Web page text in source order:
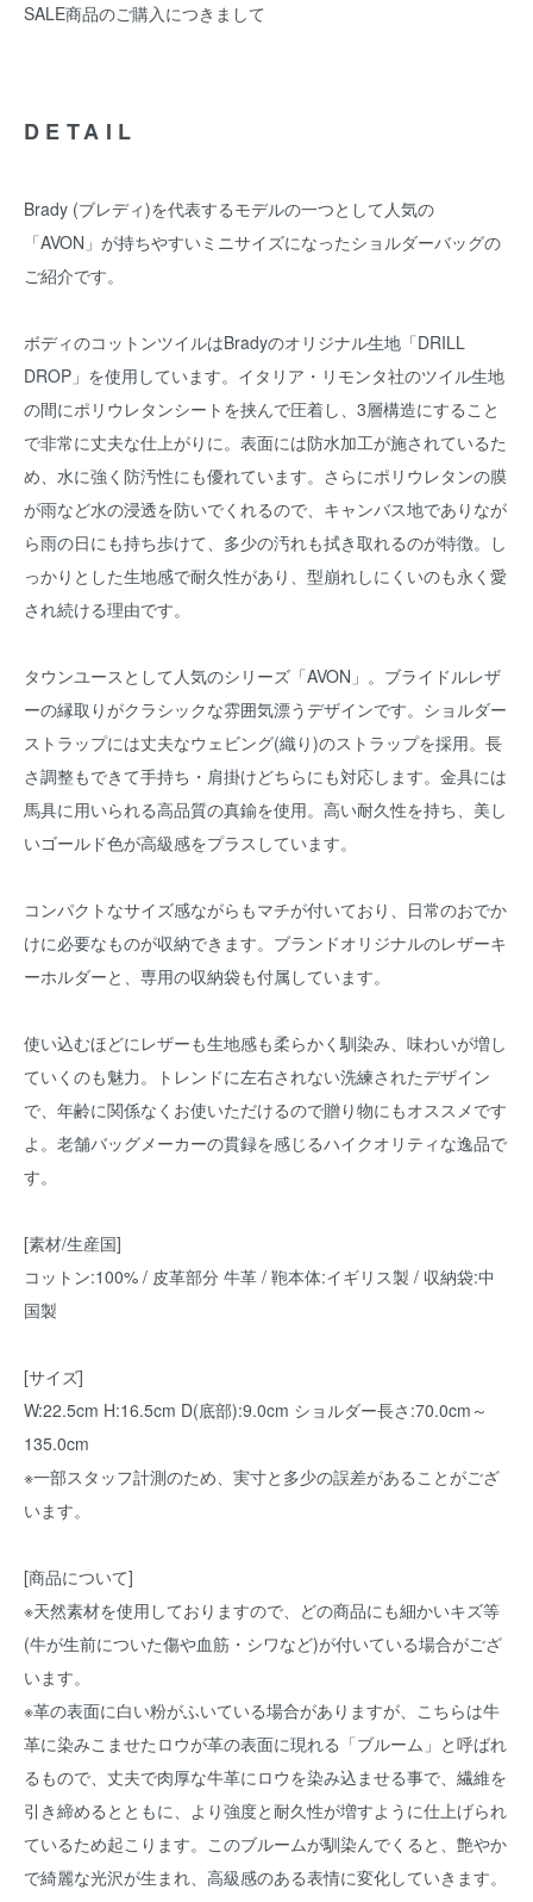
SALE商品のご購入につきまして
DETAIL
Brady (ブレディ)を代表するモデルの一つとして人気の
「AVON」が持ちやすいミニサイズになったショルダーバッグの
ご紹介です。
ボディのコットンツイルはBradyのオリジナル生地「DRILL
DROP」を使用しています。イタリア・リモンタ社のツイル生地
の間にポリウレタンシートを挟んで圧着し、3層構造にすること
で非常に丈夫な仕上がりに。表面には防水加工が施されているた
め、水に強く防汚性にも優れています。さらにポリウレタンの膜
が雨など水の浸透を防いでくれるので、キャンバス地でありなが
ら雨の日にも持ち歩けて、多少の汚れも拭き取れるのが特徴。し
っかりとした生地感で耐久性があり、型崩れしにくいのも永く愛
され続ける理由です。
タウンユースとして人気のシリーズ「AVON」。ブライドルレザ
ーの縁取りがクラシックな雰囲気漂うデザインです。ショルダー
ストラップには丈夫なウェビング(織り)のストラップを採用。長
さ調整もできて手持ち・肩掛けどちらにも対応します。金具には
馬具に用いられる高品質の真鍮を使用。高い耐久性を持ち、美し
いゴールド色が高級感をプラスしています。
コンパクトなサイズ感ながらもマチが付いており、日常のおでか
けに必要なものが収納できます。ブランドオリジナルのレザーキ
ーホルダーと、専用の収納袋も付属しています。
使い込むほどにレザーも生地感も柔らかく馴染み、味わいが増し
ていくのも魅力。トレンドに左右されない洗練されたデザイン
で、年齢に関係なくお使いただけるので贈り物にもオススメです
よ。老舗バッグメーカーの貫録を感じるハイクオリティな逸品で
す。
[素材/生産国]
コットン:100% / 皮革部分 牛革 / 鞄本体:イギリス製 / 収納袋:中
国製
[サイズ]
W:22.5cm H:16.5cm D(底部):9.0cm ショルダー長さ:70.0cm～
135.0cm
※一部スタッフ計測のため、実寸と多少の誤差があることがござ
います。
[商品について]
※天然素材を使用しておりますので、どの商品にも細かいキズ等
(牛が生前についた傷や血筋・シワなど)が付いている場合がござ
います。
※革の表面に白い粉がふいている場合がありますが、こちらは牛
革に染みこませたロウが革の表面に現れる「ブルーム」と呼ばれ
るもので、丈夫で肉厚な牛革にロウを染み込ませる事で、繊維を
引き締めるとともに、より強度と耐久性が増すように仕上げられ
ているため起こります。このブルームが馴染んでくると、艶やか
で綺麗な光沢が生まれ、高級感のある表情に変化していきます。